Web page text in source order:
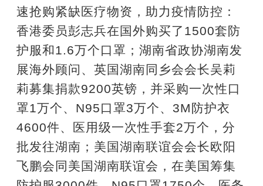
速抢购紧缺医疗物资，助力疫情防控：
香港委员彭志兵在国外购买了1500套防
护服和1.6万个口罩；湖南省政协湖南发
展海外顾问、英国湖南同乡会会长吴莉
莉募集捐款9200英镑，并采购一次性口
罩1万个、N95口罩3万个、3M防护衣
4600件、医用级一次性手套2万个，分
批发往湖南；美国湖南联谊会会长欧阳
飞鹏会同美国湖南联谊会，在美国筹集